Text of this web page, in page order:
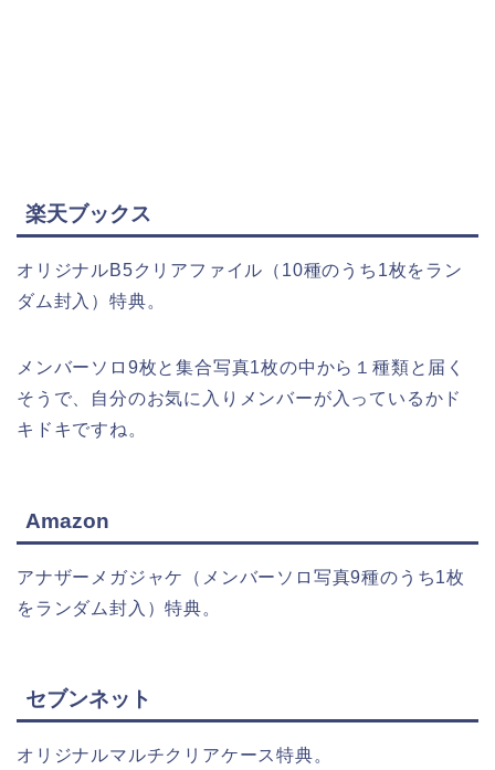
楽天ブックス
オリジナルB5クリアファイル（10種のうち1枚をラン
ダム封入）特典。
メンバーソロ9枚と集合写真1枚の中から１種類と届く
そうで、自分のお気に入りメンバーが入っているかド
キドキですね。
Amazon
アナザーメガジャケ（メンバーソロ写真9種のうち1枚
をランダム封入）特典。
セブンネット
オリジナルマルチクリアケース特典。